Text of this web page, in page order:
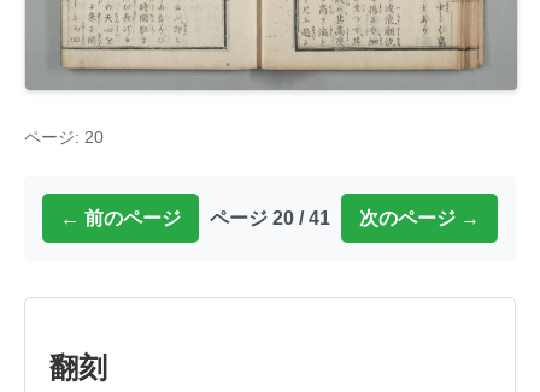
ページ: 20
← 前のページ ページ 20 / 41 次のページ →
翻刻